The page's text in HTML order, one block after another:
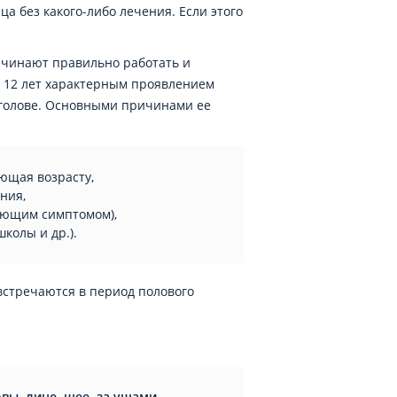
без какого-либо лечения. Если этого
правильно работать и
лет характерным проявлением
Основными причинами ее
возрасту,
симптомом),
и др.).
в период полового